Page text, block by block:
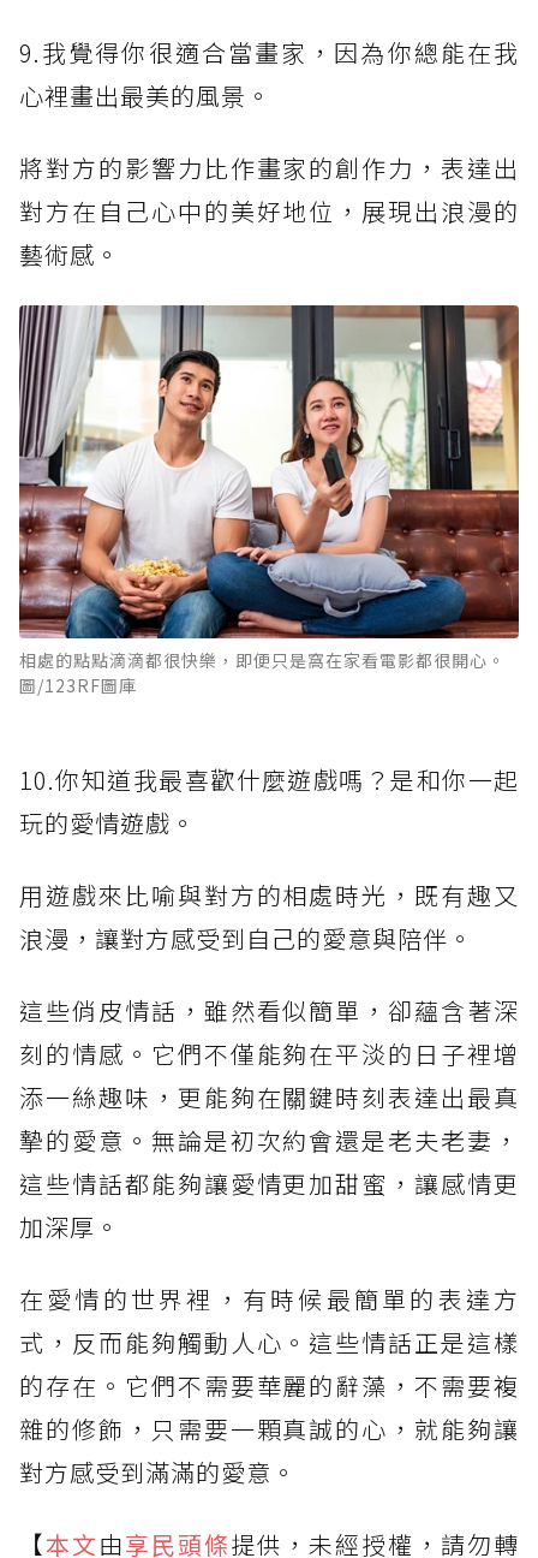
9.我覺得你很適合當畫家，因為你總能在我
心裡畫出最美的風景。
將對方的影響力比作畫家的創作力，表達出
對方在自己心中的美好地位，展現出浪漫的
藝術感。
相處的點點滴滴都很快樂，即便只是窩在家看電影都很開心。
圖/123RF圖庫
10.你知道我最喜歡什麼遊戲嗎？是和你一起
玩的愛情遊戲。
用遊戲來比喻與對方的相處時光，既有趣又
浪漫，讓對方感受到自己的愛意與陪伴。
這些俏皮情話，雖然看似簡單，卻蘊含著深
刻的情感。它們不僅能夠在平淡的日子裡增
添一絲趣味，更能夠在關鍵時刻表達出最真
摯的愛意。無論是初次約會還是老夫老妻，
這些情話都能夠讓愛情更加甜蜜，讓感情更
加深厚。
在愛情的世界裡，有時候最簡單的表達方
式，反而能夠觸動人心。這些情話正是這樣
的存在。它們不需要華麗的辭藻，不需要複
雜的修飾，只需要一顆真誠的心，就能夠讓
對方感受到滿滿的愛意。
【本文由享民頭條提供，未經授權，請勿轉